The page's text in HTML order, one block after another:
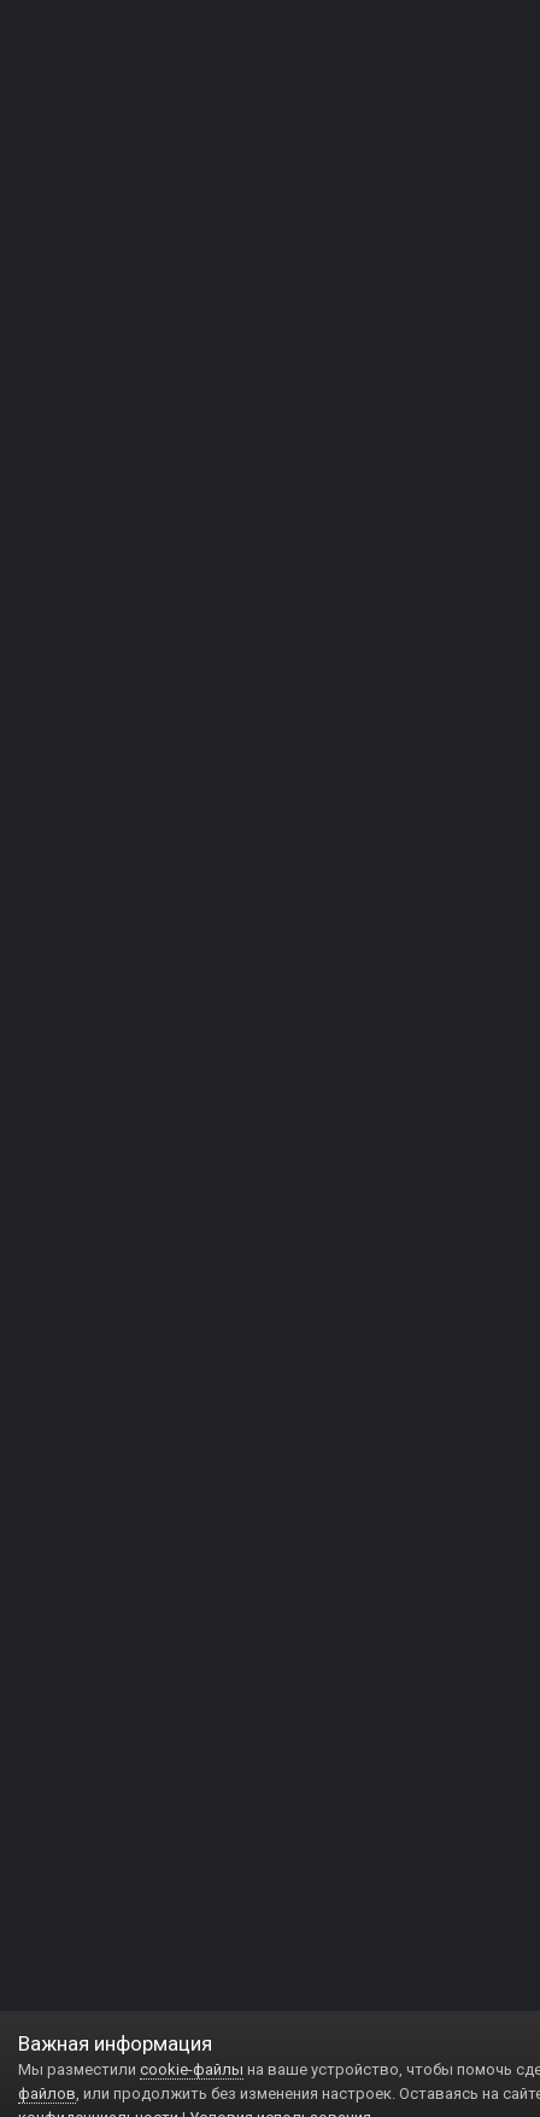
Важная информация
Мы разместили cookie-файлы на ваше устройство, чтобы помочь
файлов, или продолжить без изменения настроек. Оставаясь на